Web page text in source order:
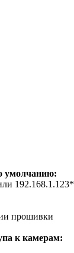
умолчанию:
192.168.1.123*
прошивки
к камерам: